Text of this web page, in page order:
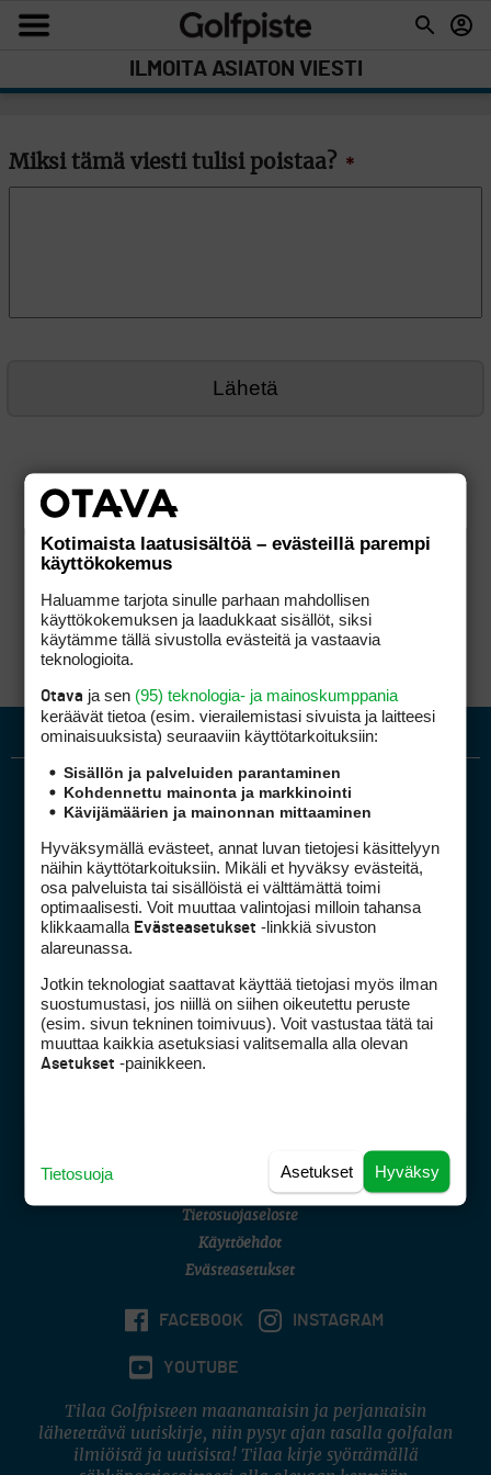
ILMOITA ASIATON VIESTI
Miksi tämä viesti tulisi poistaa? *
Golfpiste mediakortti
Golfpisteen yhteystiedot
DSA avoimuusraportti
Asiakaspalvelu
(digi) digi@otavamedia.fi
Tietosuojaseloste
Käyttöehdot
Evästeasetukset
FACEBOOK INSTAGRAM
YOUTUBE
Tilaa Golfpisteen maanantaisin ja perjantaisin
lähetettävä uutiskirje, niin pysyt ajan tasalla golfalan
ilmiöistä ja uutisista! Tilaa kirje syöttämällä
Kotimaista laatusisältöä – evästeillä parempi
käyttökokemus
Haluamme tarjota sinulle parhaan mahdollisen
käyttökokemuksen ja laadukkaat sisällöt, siksi
käytämme tällä sivustolla evästeitä ja vastaavia
teknologioita.
Otava ja sen (95) teknologia- ja mainoskumppania
keräävät tietoa (esim. vierailemis­tasi sivuista ja laitteesi
ominaisuuk­sista) seuraaviin käyttötarkoituksiin:
Sisällön ja palveluiden parantaminen
Kohdennettu mainonta ja markkinointi
Kävijämäärien ja mainonnan mittaaminen
Hyväksymällä evästeet, annat luvan tietojesi käsittelyyn
näihin käyttötarkoituksiin. Mikäli et hyväksy evästeitä,
osa palveluista tai sisällöistä ei välttämättä toimi
optimaalisesti. Voit muuttaa valintojasi milloin tahansa
klikkaamalla Evästeasetukset -linkkiä sivuston
alareunassa.
Jotkin teknologiat saattavat käyttää tietojasi myös ilman
suostumustasi, jos niillä on siihen oikeutettu peruste
(esim. sivun tekninen toimivuus). Voit vastustaa tätä tai
muuttaa kaikkia asetuksiasi valitsemalla alla olevan
Asetukset -painikkeen.
Hyväksy
Asetukset
Tietosuoja